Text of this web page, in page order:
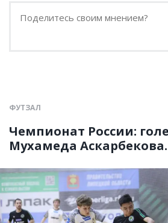
ФУТЗАЛ
Чемпионат России:
Мухамеда